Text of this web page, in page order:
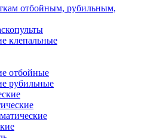
отбойным, рубильным,
клепальные
отбойные
рубильные